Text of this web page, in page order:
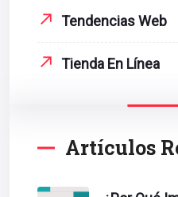
Tendencias Web
Tienda En Línea
Artículos